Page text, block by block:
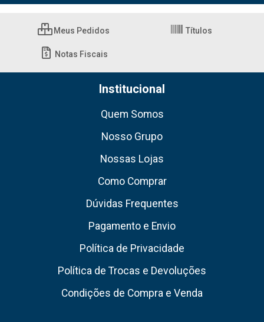
Meus Pedidos Títulos
Notas Fiscais
Institucional
Quem Somos
Nosso Grupo
Nossas Lojas
Como Comprar
Dúvidas Frequentes
Pagamento e Envio
Política de Privacidade
Política de Trocas e Devoluções
Condições de Compra e Venda